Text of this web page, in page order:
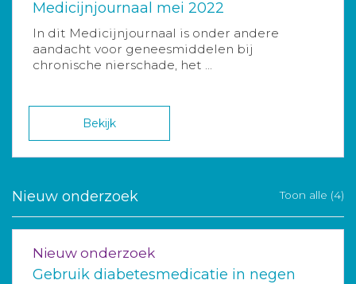
Medicijnjournaal mei 2022
In dit Medicijnjournaal is onder andere
aandacht voor geneesmiddelen bij
chronische nierschade, het ...
Bekijk
Nieuw onderzoek Toon alle (4)
Nieuw onderzoek
Gebruik diabetesmedicatie in negen